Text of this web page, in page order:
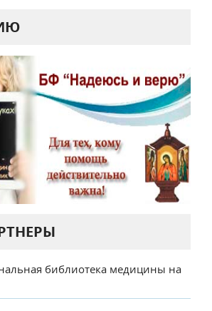
библиотека медицины на